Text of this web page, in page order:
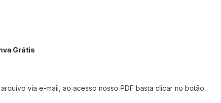
Grátis
via e-mail, ao acesso nosso PDF basta clicar no botão